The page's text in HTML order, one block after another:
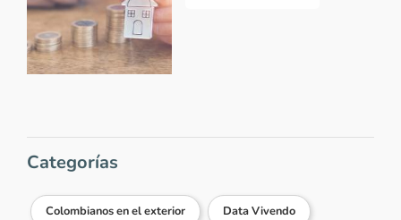
Categorías
Colombianos en el exterior Data Vivendo